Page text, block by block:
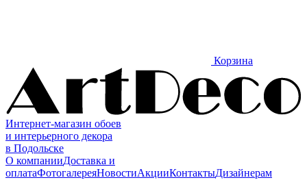
Корзина
Интернет-магазин обоев
и интерьерного декора
в Подольске
О компанииДоставка и
оплатаФотогалереяНовостиАкцииКонтактыДизайнерам